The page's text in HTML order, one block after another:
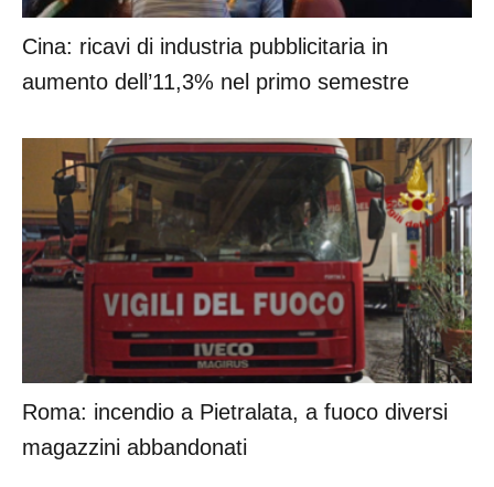
Cina: ricavi di industria pubblicitaria in
aumento dell’11,3% nel primo semestre
Roma: incendio a Pietralata, a fuoco diversi
magazzini abbandonati